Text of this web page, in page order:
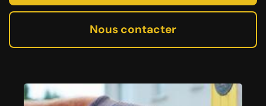
Nous contacter